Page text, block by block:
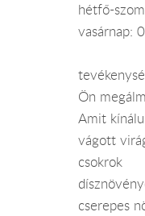
hétfő-
vasárnap:
Ön
Amit
vágott
csokrok
cserepes